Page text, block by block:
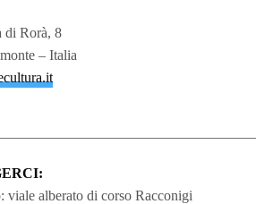
di Rorà, 8
– Italia
viale alberato di corso Racconigi